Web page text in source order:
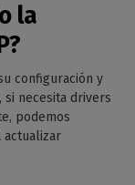
la
configuración y
si necesita drivers
podemos
actualizar